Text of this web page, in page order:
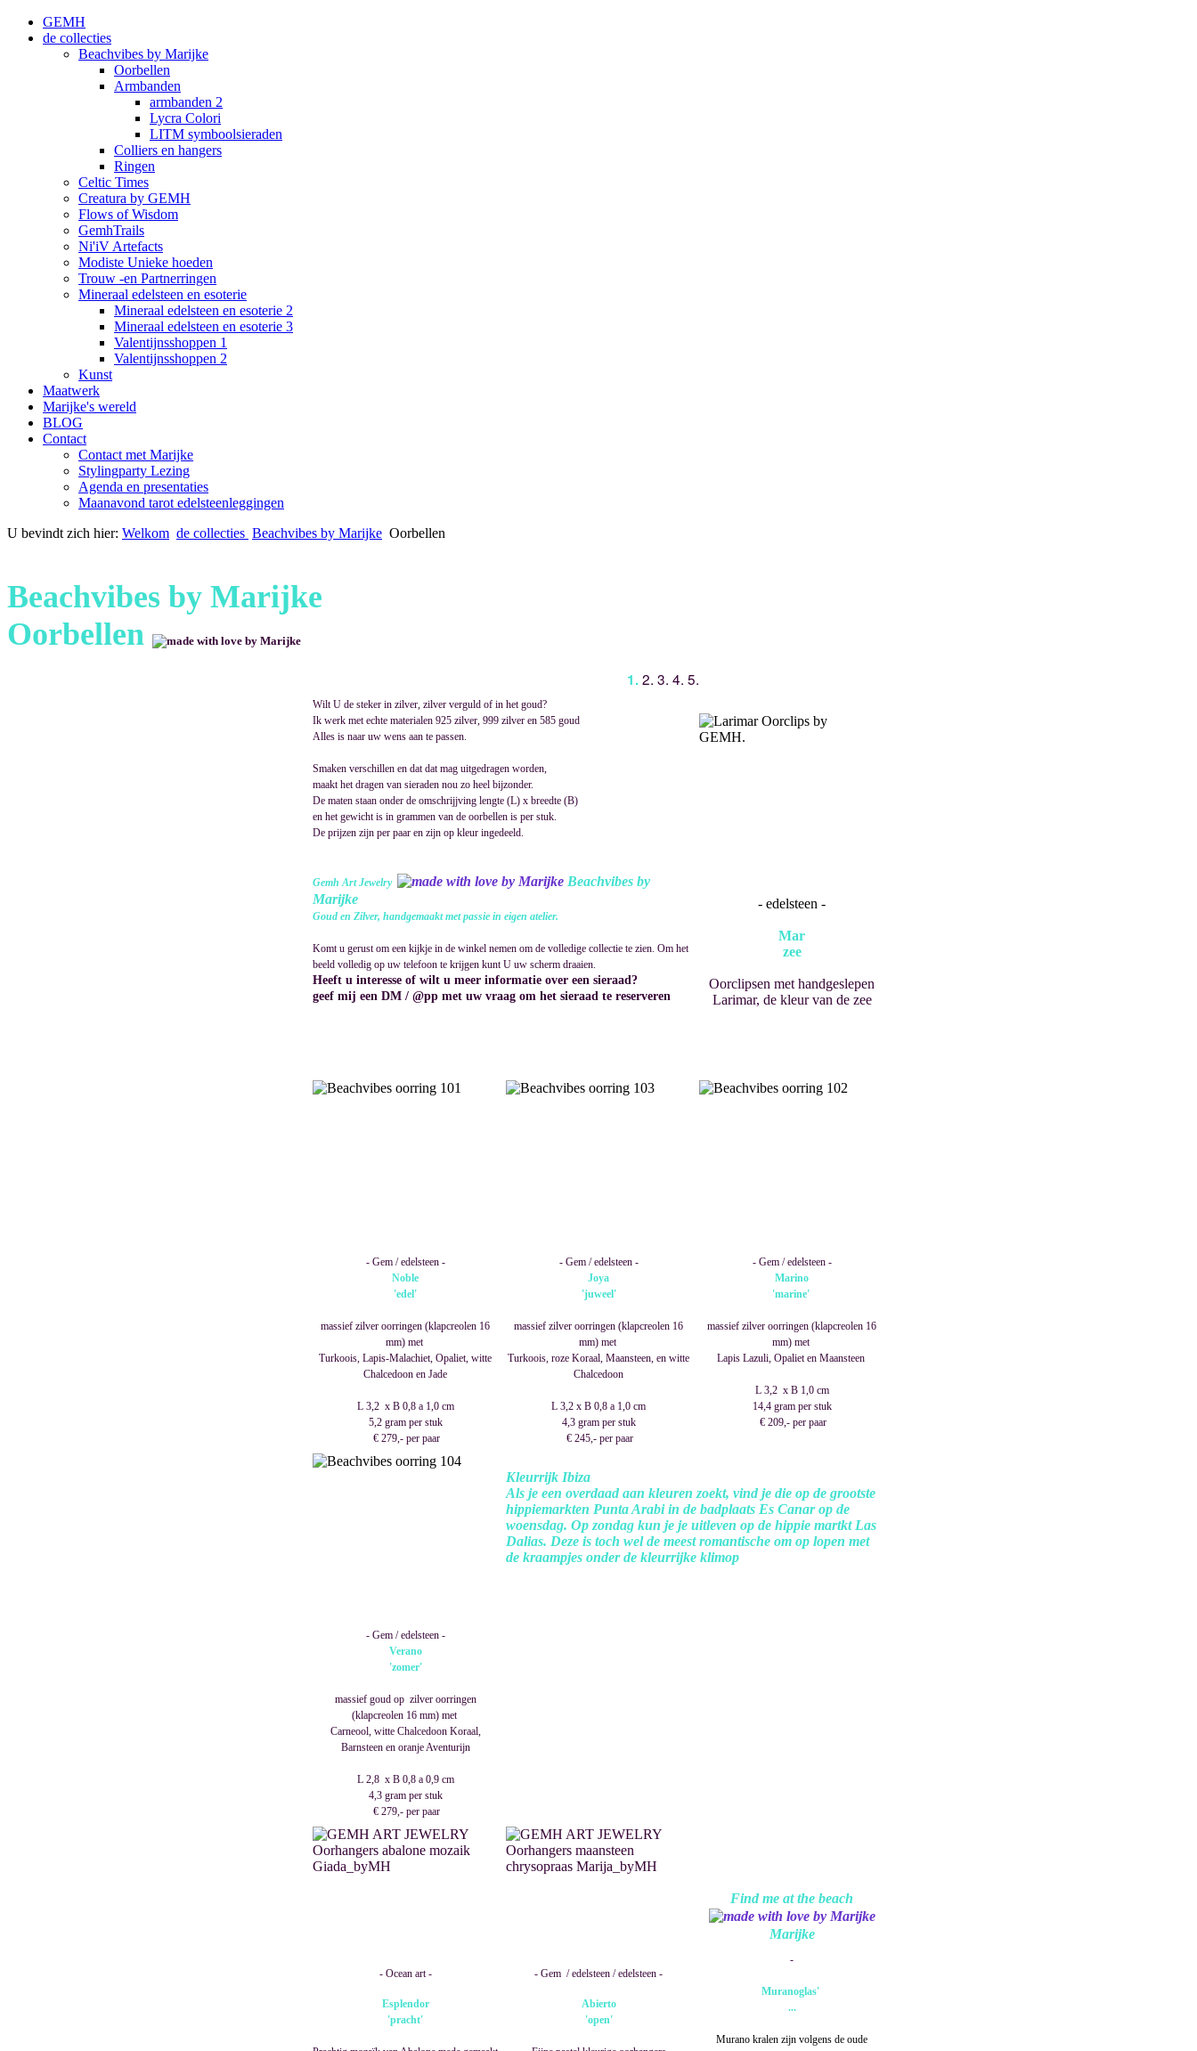
GEMH
de collecties
Beachvibes by Marijke
Oorbellen
Armbanden
armbanden 2
Lycra Colori
LITM symboolsieraden
Colliers en hangers
Ringen
Celtic Times
Creatura by GEMH
Flows of Wisdom
GemhTrails
Ni'iV Artefacts
Modiste Unieke hoeden
Trouw -en Partnerringen
Mineraal edelsteen en esoterie
Mineraal edelsteen en esoterie 2
Mineraal edelsteen en esoterie 3
Valentijnsshoppen 1
Valentijnsshoppen 2
Kunst
Maatwerk
Marijke's wereld
BLOG
Contact
Contact met Marijke
Stylingparty Lezing
Agenda en presentaties
Maanavond tarot edelsteenleggingen
U bevindt zich hier: Welkom de collecties Beachvibes by Marijke Oorbellen
Beachvibes by Marijke
Oorbellen
1.2. 3. 4. 5.
Wilt U de steker in zilver, zilver verguld of in het goud?
Ik werk met echte materialen 925 zilver, 999 zilver en 585 goud
Alles is naar uw wens aan te passen.
Smaken verschillen en dat dat mag uitgedragen worden,
maakt het dragen van sieraden nou zo heel bijzonder.
De maten staan onder de omschrijjving lengte (L) x breedte (B)
en het gewicht is in grammen van de oorbellen is per stuk.
De prijzen zijn per paar en zijn op kleur ingedeeld.
Gemh Art Jewelry
Beachvibes by
Marijke
Goud en Zilver, handgemaakt met passie in eigen atelier.
Komt u gerust om een kijkje in de winkel nemen om de volledige collectie te zien. Om het
beeld volledig op uw telefoon te krijgen kunt U uw scherm draaien.
Heeft u interesse of wilt u meer informatie over een sieraad?
geef mij een DM / @pp met uw vraag om het sieraad te reserveren
- edelsteen -
Mar
zee
Oorclipsen met handgeslepen
Larimar, de kleur van de zee
- Gem / edelsteen -
Noble
'edel'
massief zilver oorringen (klapcreolen 16
mm) met
Turkoois, Lapis-Malachiet, Opaliet, witte
Chalcedoon en Jade
L 3,2 x B 0,8 a 1,0 cm
5,2 gram per stuk
€ 279,- per paar
- Gem / edelsteen -
Joya
'juweel'
massief zilver oorringen (klapcreolen 16
mm) met
Turkoois, roze Koraal, Maansteen, en witte
Chalcedoon
L 3,2 x B 0,8 a 1,0 cm
4,3 gram per stuk
€ 245,- per paar
- Gem / edelsteen -
Marino
'marine'
massief zilver oorringen (klapcreolen 16
mm) met
Lapis Lazuli, Opaliet en Maansteen
L 3,2 x B 1,0 cm
14,4 gram per stuk
€ 209,- per paar
Kleurrijk Ibiza
Als je een overdaad aan kleuren zoekt, vind je die op de grootste
hippiemarkten Punta Arabi in de badplaats Es Canar op de
woensdag. Op zondag kun je je uitleven op de hippie martkt Las
Dalias. Deze is toch wel de meest romantische om op lopen met
de kraampjes onder de kleurrijke klimop
- Gem / edelsteen -
Verano
'zomer'
massief goud op zilver oorringen
(klapcreolen 16 mm) met
Carneool, witte Chalcedoon Koraal,
Barnsteen en oranje Aventurijn
L 2,8 x B 0,8 a 0,9 cm
4,3 gram per stuk
€ 279,- per paar
Find me at the beach
Marijke
- Ocean art -
Esplendor
'pracht'
- Gem / edelsteen / edelsteen -
Abierto
'open'
-
Muranoglas'
...
Murano kralen zijn volgens de oude